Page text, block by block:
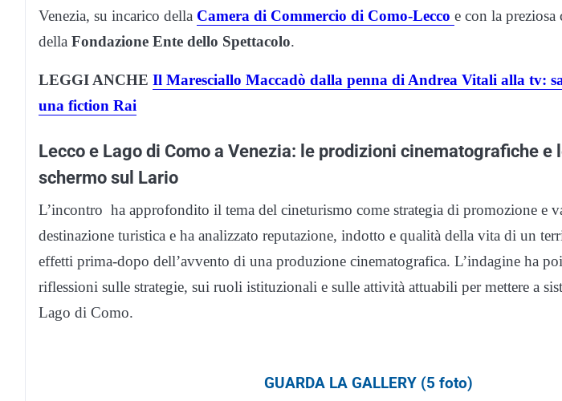
Venezia, su incarico della Camera di Commercio di Como-Lecco e con la
della Fondazione Ente dello Spettacolo.
LEGGI ANCHE Il Maresciallo Maccadò dalla penna di Andrea Vitali alla tv:
una fiction Rai
Lecco e Lago di Como a Venezia: le prodizioni cinematografiche e
schermo sul Lario
L’incontro ha approfondito il tema del cineturismo come strategia di promozione e
destinazione turistica e ha analizzato reputazione, indotto e qualità della vita di un
effetti prima-dopo dell’avvento di una produzione cinematografica. L’indagine ha
riflessioni sulle strategie, sui ruoli istituzionali e sulle attività attuabili per mettere a
Lago di Como.
GUARDA LA GALLERY (5 foto)